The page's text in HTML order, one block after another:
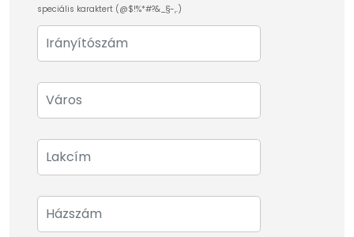
speciális karaktert (@$!%*#?&_§-,.)